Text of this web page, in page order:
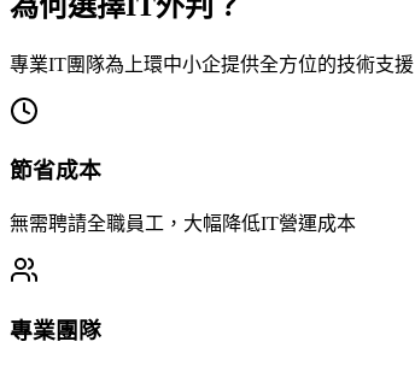
專業IT團隊為上環中小企提供全方位的技術支援
節省成本
無需聘請全職員工，大幅降低IT營運成本
專業團隊